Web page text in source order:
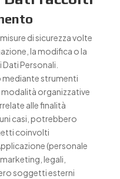
di sicurezza volte
la modifica o la
Personali.
strumenti
organizzative
alle finalità
casi, potrebbero
coinvolti
(personale
legali,
soggetti esterni